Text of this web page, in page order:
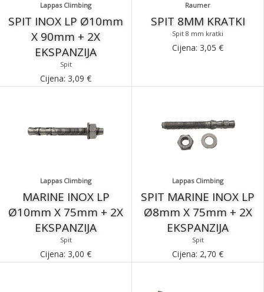
Lappas Climbing
SPIT INOX LP Ø10mm
X 90mm + 2X
EKSPANZIJA
Spit
Cijena: 3,09 €
Raumer
SPIT 8MM KRATKI
Spit 8 mm kratki
Cijena: 3,05 €
Lappas Climbing
MARINE INOX LP
Ø10mm X 75mm + 2X
EKSPANZIJA
Spit
Cijena: 3,00 €
Lappas Climbing
SPIT MARINE INOX LP
Ø8mm X 75mm + 2X
EKSPANZIJA
Spit
Cijena: 2,70 €